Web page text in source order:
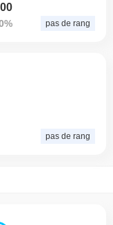
pas de rang
pas de rang